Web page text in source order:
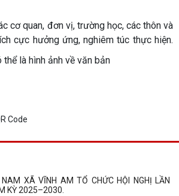
cơ quan, đơn vị, trường học, các thôn và
cực hưởng ứng, nghiêm túc thực hiện.
XÃ VĨNH AM TỔ CHỨC HỘI NGHỊ LẦN
KỲ 2025–2030.